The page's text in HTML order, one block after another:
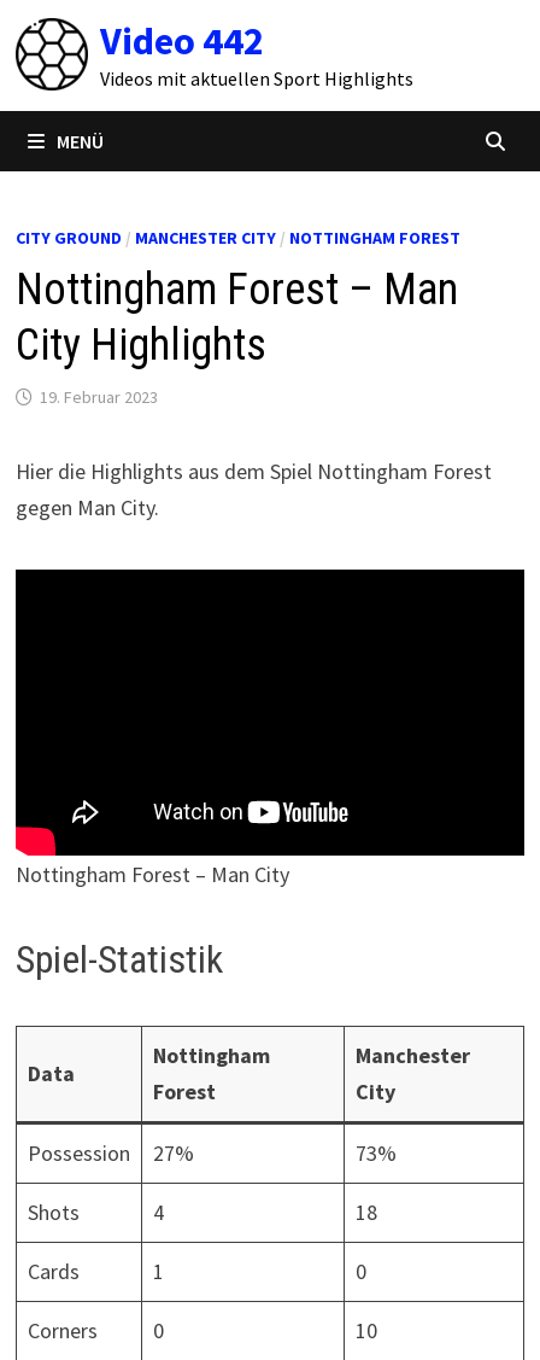
Zum
Inhalt
springen
Video 442
Videos mit aktuellen Sport Highlights
MENÜ
CITY GROUND / MANCHESTER CITY/ NOTTINGHAM FOREST
Nottingham Forest – Man
City Highlights
19. Februar 2023
Hier die Highlights aus dem Spiel Nottingham Forest
gegen Man City.
Nottingham Forest – Man City
Spiel-Statistik
Data
Nottingham
Forest
Manchester
City
Possession 27% 73%
Shots 4 18
Cards 1 0
Corners 0 10